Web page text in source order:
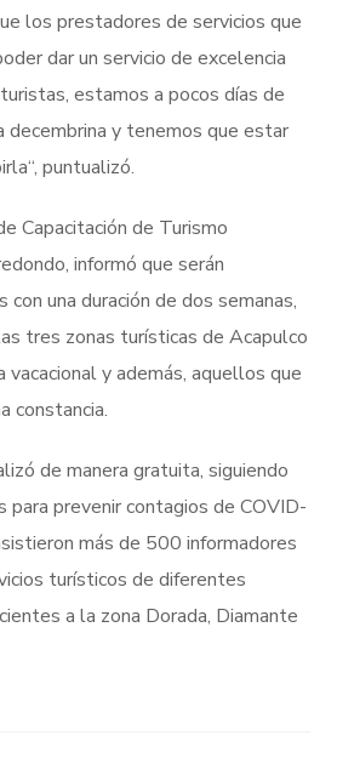
los prestadores de servicios que
dar un servicio de excelencia
estamos a pocos días de
decembrina y tenemos que estar
puntualizó.
Capacitación de Turismo
informó que serán
una duración de dos semanas,
tres zonas turísticas de Acapulco
y además, aquellos que
constancia.
de manera gratuita, siguiendo
para prevenir contagios de COVID-
más de 500 informadores
turísticos de diferentes
a la zona Dorada, Diamante